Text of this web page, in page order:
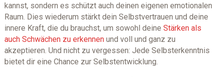
kannst, sondern es schützt auch deinen eigenen emotionalen
Raum. Dies wiederum stärkt dein Selbstvertrauen und deine
innere Kraft, die du brauchst, um sowohl deine Stärken als
auch Schwächen zu erkennenund voll und ganz zu
akzeptieren. Und nicht zu vergessen: Jede Selbsterkenntnis
bietet dir eine Chance zur Selbstentwicklung.